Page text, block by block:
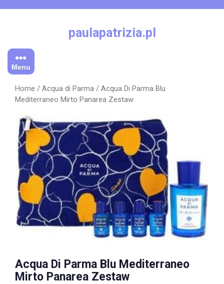
paulapatrizia.pl
Menu
Home / Acqua di Parma / Acqua Di Parma Blu
Mediterraneo Mirto Panarea Zestaw
Acqua Di Parma Blu Mediterraneo
Mirto Panarea Zestaw